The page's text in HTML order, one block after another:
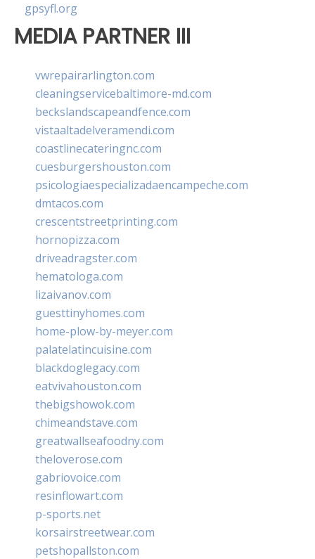
gpsyfl.org
MEDIA PARTNER III
vwrepairarlington.com
cleaningservicebaltimore-md.com
beckslandscapeandfence.com
vistaaltadelveramendi.com
coastlinecateringnc.com
cuesburgershouston.com
psicologiaespecializadaencampeche.com
dmtacos.com
crescentstreetprinting.com
hornopizza.com
driveadragster.com
hematologa.com
lizaivanov.com
guesttinyhomes.com
home-plow-by-meyer.com
palatelatincuisine.com
blackdoglegacy.com
eatvivahouston.com
thebigshowok.com
chimeandstave.com
greatwallseafoodny.com
theloverose.com
gabriovoice.com
resinflowart.com
p-sports.net
korsairstreetwear.com
petshopallston.com